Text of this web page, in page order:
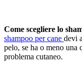
Come scegliere lo
shampoo per cane devi
pelo, se ha o meno una
problema cutaneo.